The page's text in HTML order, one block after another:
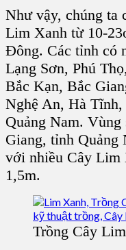
Như vậy, chúng ta
Lim Xanh từ 10-
Đông. Các tỉnh có
Lạng Sơn, Phú
Bắc Kạn, Bắc
Nghệ An, Hà
Quảng Nam. Vùng
Giang, tỉnh Quảng
với nhiều Cây Lim
1,5m.
Trồng Cây